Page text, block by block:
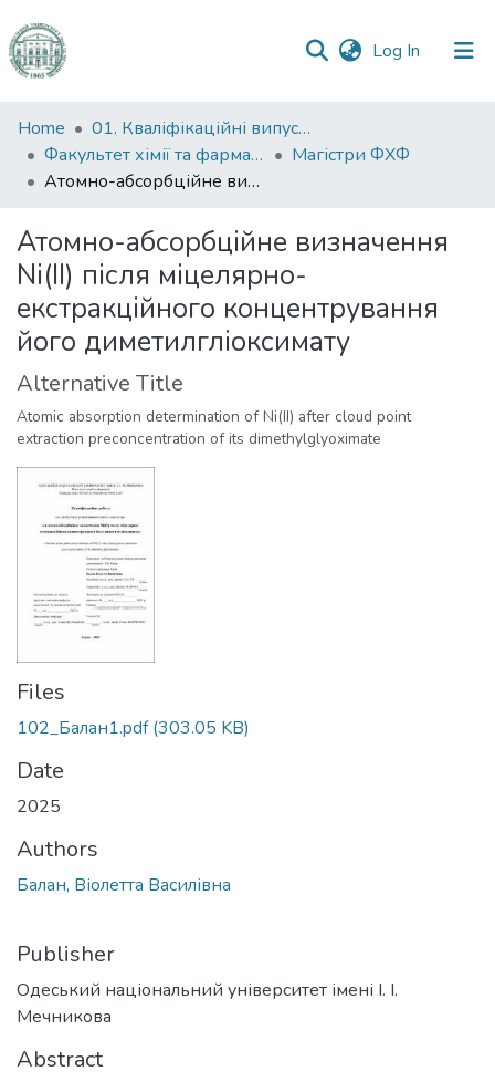
Log In (current)
Communities
&
Collections
Statistics
Home
01. Кваліфікаційні випускні роботи здобувачів вищої освіти
Факультет хімії та фармації
Магістри ФХФ
Атомно-абсорбційне визначення Ni(ІІ) після міцелярно-екстракційного концентрування його диметилгліоксимату
Атомно-абсорбційне визначення
Ni(ІІ) після міцелярно-
екстракційного концентрування
його диметилгліоксимату
Alternative Title
Atomic absorption determination of Ni(II) after cloud point
extraction preconcentration of its dimethylglyoximate
Files
102_Балан1.pdf(303.05 KB)
Date
2025
Authors
Балан, Віолетта Василівна
Publisher
Одеський національний університет імені І. І.
Мечникова
Abstract